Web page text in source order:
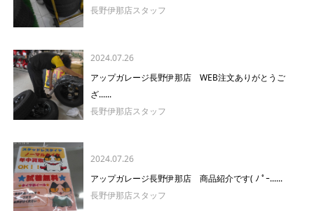
長野伊那店スタッフ
2024.07.26
アップガレージ長野伊那店 WEB注文ありがとうご
ざ......
長野伊那店スタッフ
2024.07.26
アップガレージ長野伊那店 商品紹介です( ﾉ ﾟｰ......
長野伊那店スタッフ